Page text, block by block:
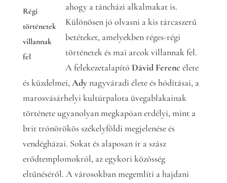
Régi
történetek
villannak
fel
ahogy a táncházi alkalmakat is.
Különösen jó olvasni a kis tárcaszerű
betéteket, amelyekben réges-régi
történetek és mai arcok villannak fel.
A felekezetalapító Dávid Ferenc élete
és küzdelmei, Adynagyváradi élete és hódításai, a
marosvásárhelyi kultúrpalota üvegablakainak
története ugyanolyan megkapóan erdélyi, mint a
brit trónörökös székelyföldi megjelenése és
vendégházai. Sokat és alaposan ír a szász
erődtemplomokról, az egykori közösség
eltűnéséről. A városokban megemlíti a hajdani